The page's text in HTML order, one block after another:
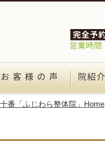
番「ふじわら整体院」Home